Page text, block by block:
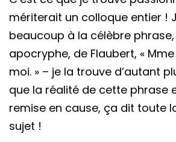
mériterait un colloque entier !
beaucoup à la célèbre
apocryphe, de Flaubert, «
moi. » – je la trouve d’autant
que la réalité de cette phrase
remise en cause, ça dit toute
sujet !